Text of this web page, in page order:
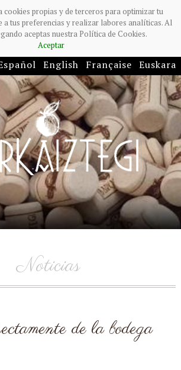
cookies propias y de terceros para optimizar tu
a tus preferencias y realizar labores analíticas. Al
aceptas nuestra Política de Cookies.
Aceptar
English Française Euskara
Noticias
de la bodega